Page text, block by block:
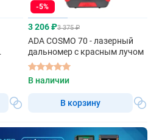
-5%
3 206 ₽3 375 ₽
ADA COSMO 70 - лазерный
дальномер с красным лучом
В наличии
В корзину